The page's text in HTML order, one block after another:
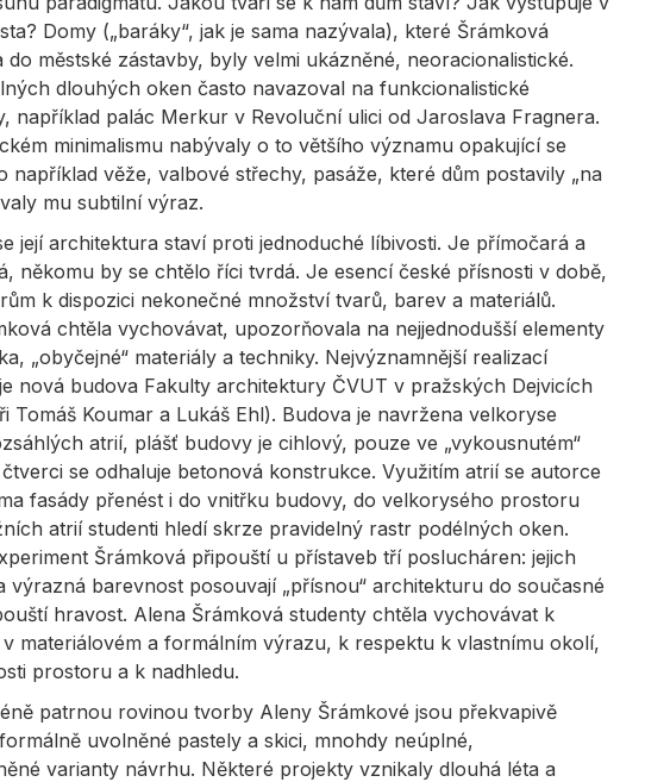
Domy („baráky“, jak je sama nazývala), které Šrámková
do městské zástavby, byly velmi ukázněné, neoracionalistické.
dlouhých oken často navazoval na funkcionalistické
například palác Merkur v Revoluční ulici od Jaroslava Fragnera.
minimalismu nabývaly o to většího významu opakující se
například věže, valbové střechy, pasáže, které dům postavily „na
mu subtilní výraz.
její architektura staví proti jednoduché líbivosti. Je přímočará a
někomu by se chtělo říci tvrdá. Je esencí české přísnosti v době,
k dispozici nekonečné množství tvarů, barev a materiálů.
chtěla vychovávat, upozorňovala na nejjednodušší elementy
„obyčejné“ materiály a techniky. Nejvýznamnější realizací
nová budova Fakulty architektury ČVUT v pražských Dejvicích
Tomáš Koumar a Lukáš Ehl). Budova je navržena velkoryse
atrií, plášť budovy je cihlový, pouze ve „vykousnutém“
se odhaluje betonová konstrukce. Využitím atrií se autorce
fasády přenést i do vnitřku budovy, do velkorysého prostoru
atrií studenti hledí skrze pravidelný rastr podélných oken.
Šrámková připouští u přístaveb tří poslucháren: jejich
výrazná barevnost posouvají „přísnou“ architekturu do současné
hravost. Alena Šrámková studenty chtěla vychovávat k
materiálovém a formálním výrazu, k respektu k vlastnímu okolí,
prostoru a k nadhledu.
patrnou rovinou tvorby Aleny Šrámkové jsou překvapivě
uvolněné pastely a skici, mnohdy neúplné,
varianty návrhu. Některé projekty vznikaly dlouhá léta a